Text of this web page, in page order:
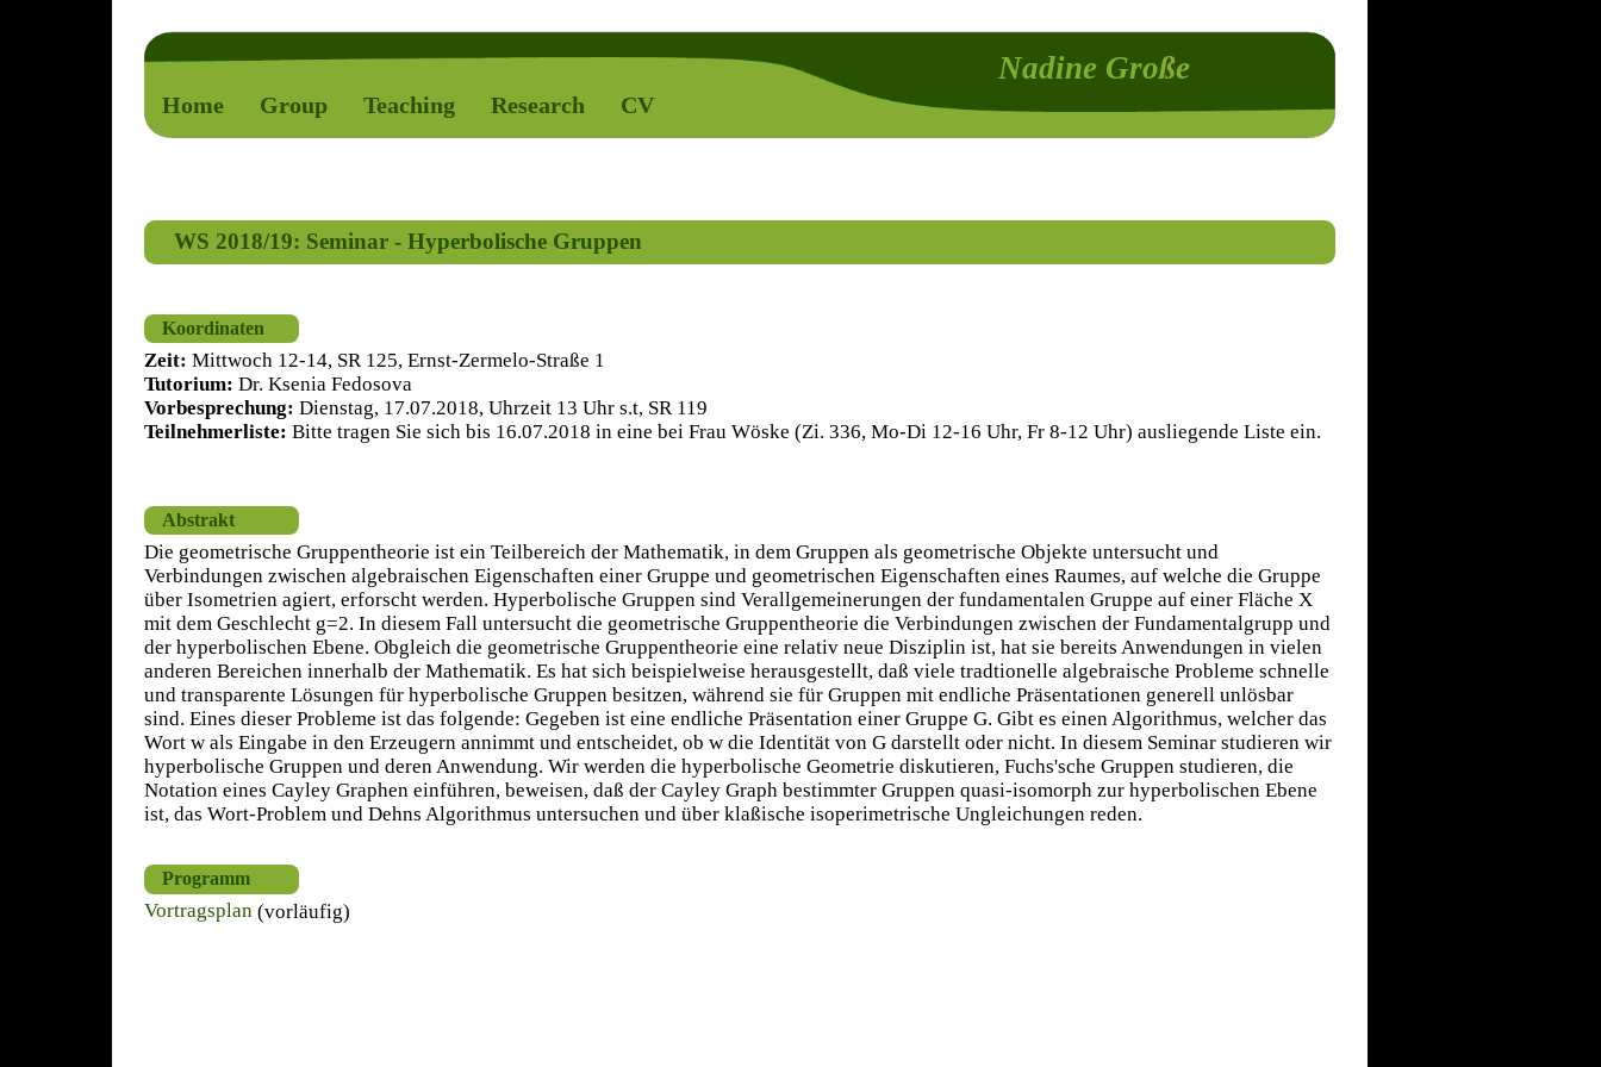
Nadine Große
Home Group Teaching Research CV
WS 2018/19: Seminar - Hyperbolische Gruppen
Koordinaten
Zeit: Mittwoch 12-14, SR 125, Ernst-Zermelo-Straße 1
Tutorium: Dr. Ksenia Fedosova
Vorbesprechung: Dienstag, 17.07.2018, Uhrzeit 13 Uhr s.t, SR 119
Teilnehmerliste: Bitte tragen Sie sich bis 16.07.2018 in eine bei Frau Wöske (Zi. 336, Mo-Di 12-16 Uhr, Fr 8-12 Uhr) ausliegende Liste ein.
Abstrakt
Die geometrische Gruppentheorie ist ein Teilbereich der Mathematik, in dem Gruppen als geometrische Objekte untersucht und
Verbindungen zwischen algebraischen Eigenschaften einer Gruppe und geometrischen Eigenschaften eines Raumes, auf welche die Gruppe
über Isometrien agiert, erforscht werden. Hyperbolische Gruppen sind Verallgemeinerungen der fundamentalen Gruppe auf einer Fläche X
mit dem Geschlecht g=2. In diesem Fall untersucht die geometrische Gruppentheorie die Verbindungen zwischen der Fundamentalgrupp und
der hyperbolischen Ebene. Obgleich die geometrische Gruppentheorie eine relativ neue Disziplin ist, hat sie bereits Anwendungen in vielen
anderen Bereichen innerhalb der Mathematik. Es hat sich beispielweise herausgestellt, daß viele tradtionelle algebraische Probleme schnelle
und transparente Lösungen für hyperbolische Gruppen besitzen, während sie für Gruppen mit endliche Präsentationen generell unlösbar
sind. Eines dieser Probleme ist das folgende: Gegeben ist eine endliche Präsentation einer Gruppe G. Gibt es einen Algorithmus, welcher das
Wort w als Eingabe in den Erzeugern annimmt und entscheidet, ob w die Identität von G darstellt oder nicht. In diesem Seminar studieren wir
hyperbolische Gruppen und deren Anwendung. Wir werden die hyperbolische Geometrie diskutieren, Fuchs'sche Gruppen studieren, die
Notation eines Cayley Graphen einführen, beweisen, daß der Cayley Graph bestimmter Gruppen quasi-isomorph zur hyperbolischen Ebene
ist, das Wort-Problem und Dehns Algorithmus untersuchen und über klaßische isoperimetrische Ungleichungen reden.
Programm
Vortragsplan(vorläufig)